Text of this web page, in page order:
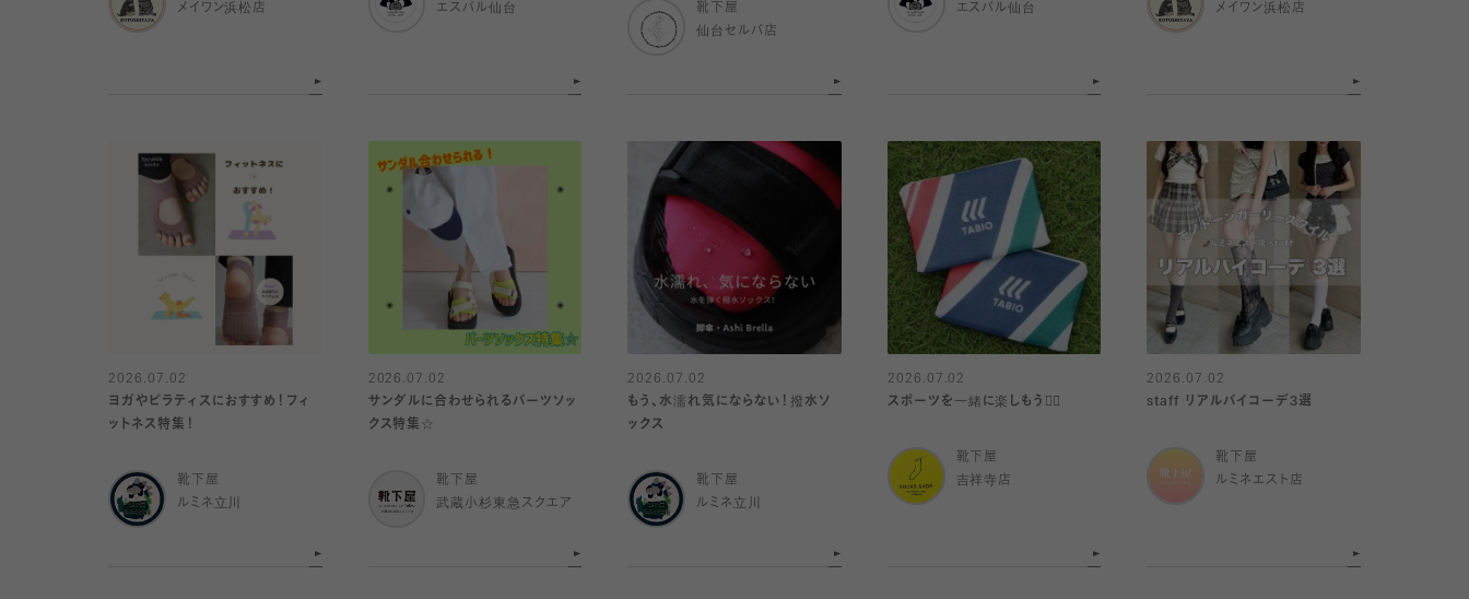
メイワン浜松店
エスパル仙台
靴下屋
仙台セルバ店
エスパル仙台
メイワン浜松店
2026.07.02
ヨガやピラティスにおすすめ！フィ
ットネス特集！
靴下屋
ルミネ立川
2026.07.02
サンダルに合わせられるパーツソッ
クス特集☆
靴下屋
武蔵小杉東急スクエア
2026.07.02
もう、水濡れ気にならない！撥水ソ
ックス
靴下屋
ルミネ立川
2026.07.02
スポーツを一緒に楽しもう🏋️‍♀️
靴下屋
吉祥寺店
2026.07.02
staff リアルバイコーデ3選
靴下屋
ルミネエスト店